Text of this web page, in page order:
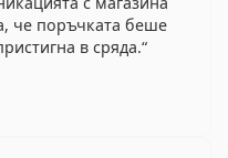
че поръчката беше
в сряда.